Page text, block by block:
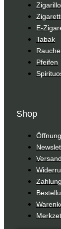
E-
Tabak
Pfeifen
Shop